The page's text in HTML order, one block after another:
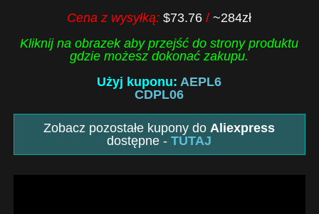
Cena z wysyłką:$73.76/~284zł
Kliknij na obrazek aby przejść do strony produktu
gdzie możesz dokonać zakupu.
Użyj kuponu: AEPL6
CDPL06
Zobacz pozostałe kupony do Aliexpress
dostępne -TUTAJ